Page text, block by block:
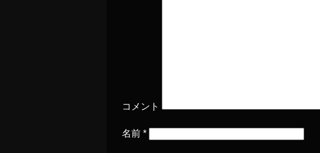
コメント
名前 *